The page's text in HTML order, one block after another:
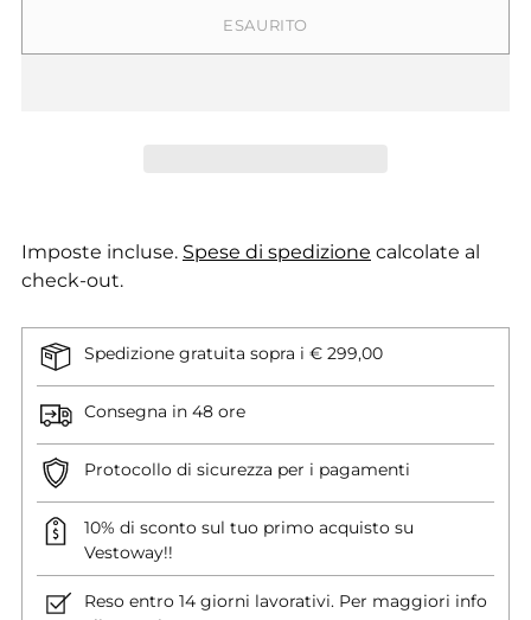
ESAURITO
Imposte incluse. Spese di spedizione calcolate al
check-out.
Spedizione gratuita sopra i € 299,00
Consegna in 48 ore
Protocollo di sicurezza per i pagamenti
10% di sconto sul tuo primo acquisto su
Vestoway!!
Reso entro 14 giorni lavorativi. Per maggiori info